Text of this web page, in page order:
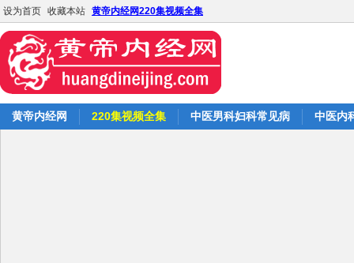
设为首页 收藏本站 黄帝内经网220集视频全集
黄帝内经网 220集视频全集 中医男科妇科常见病 中医内